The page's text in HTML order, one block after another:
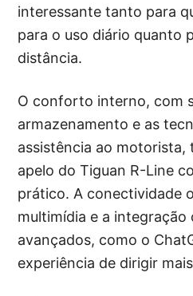
interessante tanto para
para o uso diário quanto
distância.
O conforto interno, com
armazenamento e as
assistência ao motorista,
apelo do Tiguan R-Line
prático. A conectividade
multimídia e a integração
avançados, como o
experiência de dirigir